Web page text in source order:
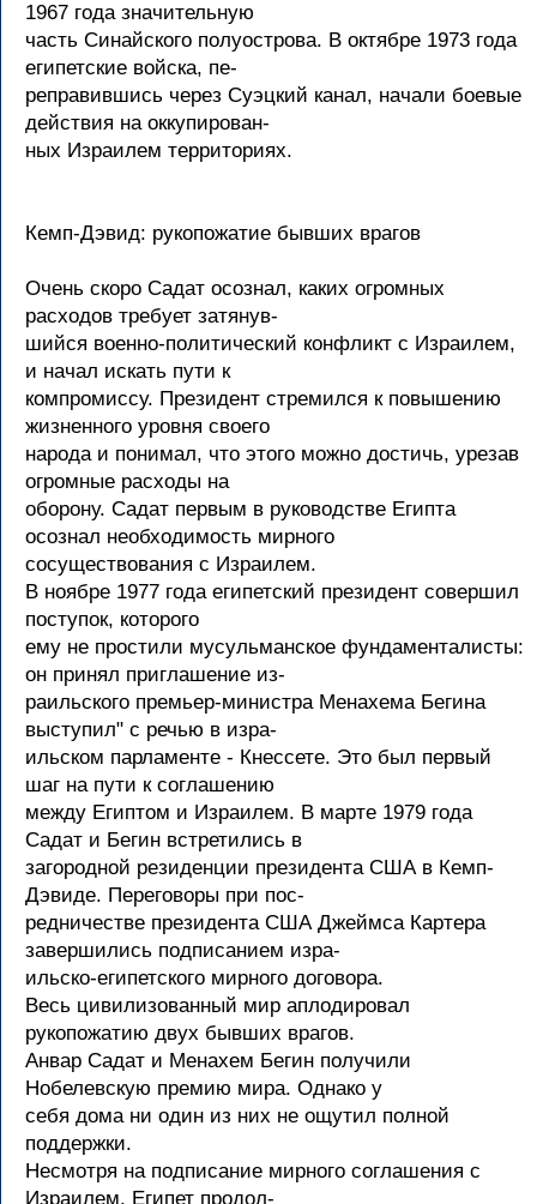
1967 года значительную
часть Синайского полуострова. В октябре 1973 года
египетские войска, пе-
реправившись через Суэцкий канал, начали боевые
действия на оккупирован-
ных Израилем территориях.
Кемп-Дэвид: рукопожатие бывших врагов
Очень скоро Садат осознал, каких огромных
расходов требует затянув-
шийся военно-политический конфликт с Израилем,
и начал искать пути к
компромиссу. Президент стремился к повышению
жизненного уровня своего
народа и понимал, что этого можно достичь, урезав
огромные расходы на
оборону. Садат первым в руководстве Египта
осознал необходимость мирного
сосуществования с Израилем.
В ноябре 1977 года египетский президент совершил
поступок, которого
ему не простили мусульманское фундаменталисты:
он принял приглашение из-
раильского премьер-министра Менахема Бегина
выступил" с речью в изра-
ильском парламенте - Кнессете. Это был первый
шаг на пути к соглашению
между Египтом и Израилем. В марте 1979 года
Садат и Бегин встретились в
загородной резиденции президента США в Кемп-
Дэвиде. Переговоры при пос-
редничестве президента США Джеймса Картера
завершились подписанием изра-
ильско-египетского мирного договора.
Весь цивилизованный мир аплодировал
рукопожатию двух бывших врагов.
Анвар Садат и Менахем Бегин получили
Нобелевскую премию мира. Однако у
себя дома ни один из них не ощутил полной
поддержки.
Несмотря на подписание мирного соглашения с
Израилем, Египет продол-